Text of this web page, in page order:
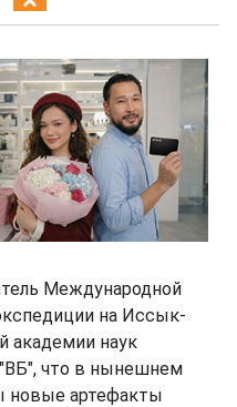
Международной
на Иссык-
академии наук
что в нынешнем
новые артефакты